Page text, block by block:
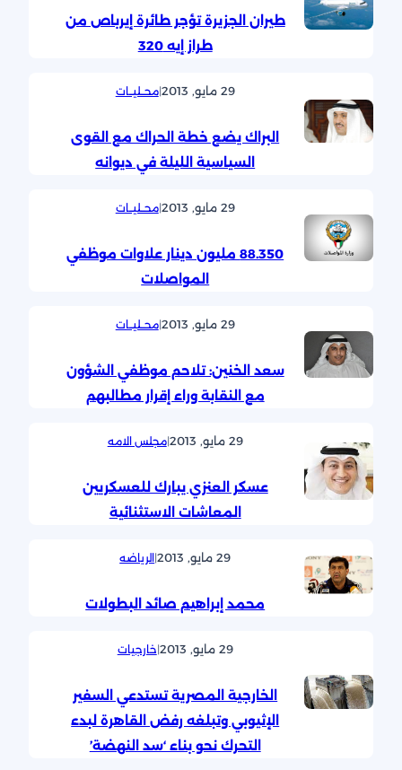
طيران الجزيرة تؤجر طائرة إيرباص من
طراز إيه 320
29 مايو, 2013 |محــليــات
البراك يضع خطة الحراك مع القوى
السياسية الليلة في ديوانه
29 مايو, 2013 |محــليــات
88.350 مليون دينار علاوات موظفي
المواصلات
29 مايو, 2013 |محــليــات
سعد الخنين: تلاحم موظفي الشؤون
مع النقابة وراء إقرار مطالبهم
29 مايو, 2013 |مجلس الامه
عسكر العنزي يبارك للعسكريين
المعاشات الاستثنائية
29 مايو, 2013 |الرياضه
محمد إبراهيم صائد البطولات
29 مايو, 2013 |خارجيات
الخارجية المصرية تستدعي السفير
الإثيوبي وتبلغه رفض القاهرة لبدء
التحرك نحو بناء ‘سد النهضة’